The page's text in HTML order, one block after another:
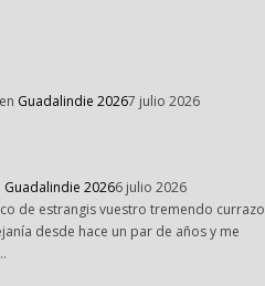
en Guadalindie 20267 julio 2026
Guadalindie 20266 julio 2026
de estrangis vuestro tremendo currazo
desde hace un par de años y me